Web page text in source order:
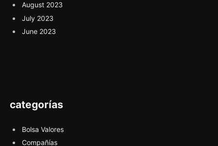
August 2023
July 2023
June 2023
categorías
Bolsa Valores
Compañías